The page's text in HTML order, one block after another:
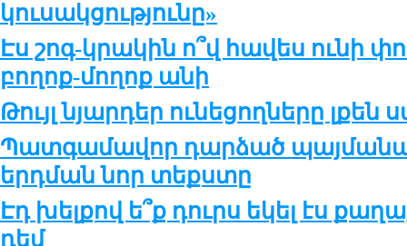
կուսակցությունը»
Էս շոգ-կրակին ո՞վ հավես ունի
բողոք-մողոք անի
Թույլ նյարդեր ունեցողները լքեն
Պատգամավոր դարձած
երդման նոր տեքստը
Էդ խելքով ե՞ք դուրս եկել էս
դեմ